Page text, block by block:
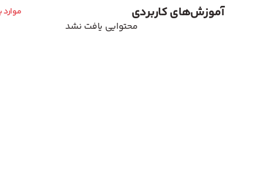
آموزش‌های کاربردی موارد
محتوایی یافت نشد